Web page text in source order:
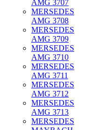
AMG 3707
MERSEDES
AMG 3708
MERSEDES
AMG 3709
MERSEDES
AMG 3710
MERSEDES
AMG 3711
MERSEDES
AMG 3712
MERSEDES
AMG 3713
MERSEDES